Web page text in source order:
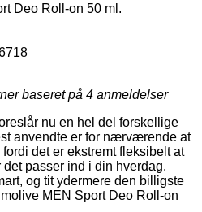
Deo Roll-on 50 ml.
baseret på 4 anmeldelser
nu en hel del forskellige
anvendte er for nærværende at
det er ekstremt fleksibelt at
passer ind i din hverdag.
og tit ydermere den billigste
MEN Sport Deo Roll-on